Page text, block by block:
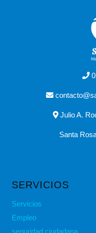
Julio A.
Santa
SERVICIOS
Servicios
Empleo